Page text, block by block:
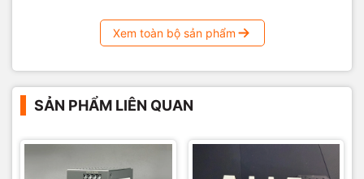
Xem toàn bộ sản phẩm
SẢN PHẨM LIÊN QUAN